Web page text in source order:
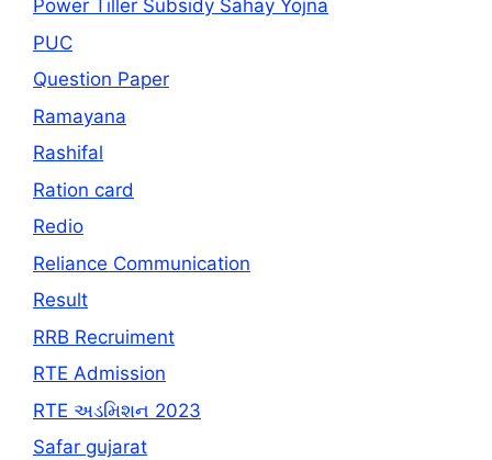
Power Tiller Subsidy Sahay Yojna
PUC
Question Paper
Ramayana
Rashifal
Ration card
Redio
Reliance Communication
Result
RRB Recruiment
RTE Admission
RTE અડમિશન 2023
Safar gujarat